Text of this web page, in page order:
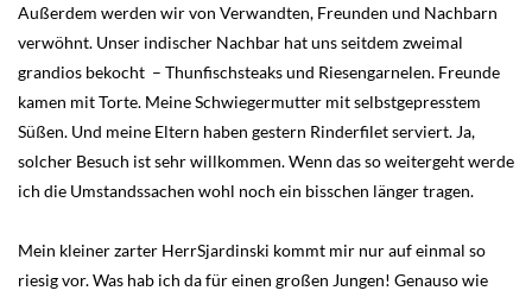
Außerdem werden wir von Verwandten, Freunden und Nachbarn
verwöhnt. Unser indischer Nachbar hat uns seitdem zweimal
grandios bekocht – Thunfischsteaks und Riesengarnelen. Freunde
kamen mit Torte. Meine Schwiegermutter mit selbstgepresstem
Süßen. Und meine Eltern haben gestern Rinderfilet serviert. Ja,
solcher Besuch ist sehr willkommen. Wenn das so weitergeht werde
ich die Umstandssachen wohl noch ein bisschen länger tragen.
Mein kleiner zarter HerrSjardinski kommt mir nur auf einmal so
riesig vor. Was hab ich da für einen großen Jungen! Genauso wie